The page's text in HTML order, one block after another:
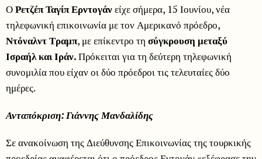
ΟΡετζέπ Ταγίπ Ερντογάνείχε σήμερα, 15 Ιουνίου, νέα
τηλεφωνική επικοινωνία με τον Αμερικανό πρόεδρο,
Ντόναλντ Τραμπ, με επίκεντρο τη σύγκρουση μεταξύ
Ισραήλ και Ιράν.Πρόκειται για τη δεύτερη τηλεφωνική
συνομιλία που είχαν οι δύο πρόεδροι τις τελευταίες δύο
ημέρες.
Ανταπόκριση: Γιάννης Μανδαλίδης
Σε ανακοίνωση της Διεύθυνσης Επικοινωνίας της τουρκικής